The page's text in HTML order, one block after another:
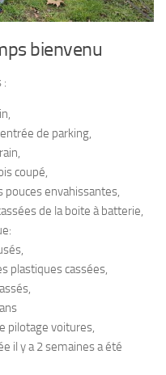
bienvenu
:
de parking,
coupé,
pouces envahissantes,
de la boite à batterie,
plastiques cassées,
pilotage voitures,
il y a 2 semaines a été